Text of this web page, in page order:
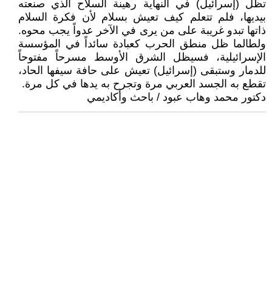
تظل (إسرائيل) في النهاية رهينة السلاح الذي صنعته
بيديها، فلم تتعلم كيف تعيش بسلام لأن فكرة السلام
ذاتها تبدو غريبة على من يرى في الآخر عدواً يجب محوه.
ولطالما ظل منطق الحرب كعبادة سائداً في المؤسسة
الإسرائيلية، فسيظل الشرق الأوسط مسرحاً مفتوحاً
للدمار وستبقى (إسرائيل) تعيش على حافة سيفها الحاد،
تقطع به الجسد العربي مرة وتجرح به يدها في كل مرة.
دكتور محمد وهاب عبود / باحث وأكاديمي